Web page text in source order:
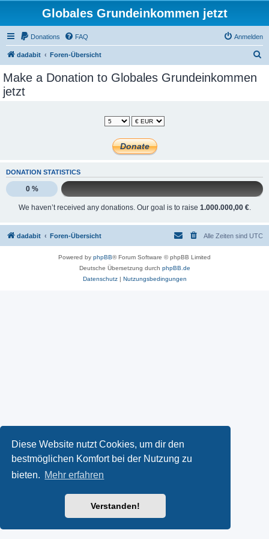
Diese Website nutzt Cookies, um dir den
bestmöglichen Komfort bei der Nutzung zu
bieten. Mehr erfahren
Verstanden!
Globales Grundeinkommen jetzt
Donations FAQ Anmelden
dadabit Foren-Übersicht
Make a Donation to Globales Grundeinkommen
jetzt
DONATION STATISTICS
0 %
We haven’t received any donations. Our goal is to raise 1.000.000,00 €.
dadabit Foren-Übersicht Alle Zeiten sind UTC
Powered by phpBB® Forum Software © phpBB Limited
Deutsche Übersetzung durch phpBB.de
Datenschutz| Nutzungsbedingungen